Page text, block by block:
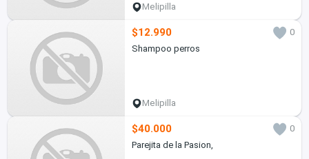
Melipilla
$12.990
0
Shampoo perros
Melipilla
$40.000
0
Parejita de la Pasion,